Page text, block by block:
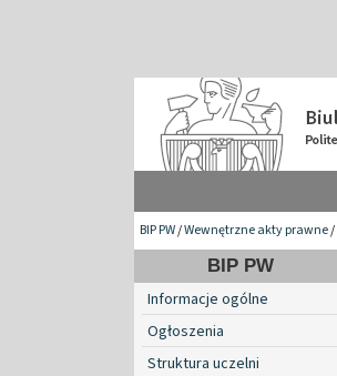
BIP PW/Wewnętrzne akty prawne/
BIP PW
Informacje ogólne
Ogłoszenia
Struktura uczelni